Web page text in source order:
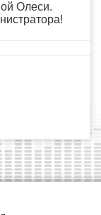
Олеси.